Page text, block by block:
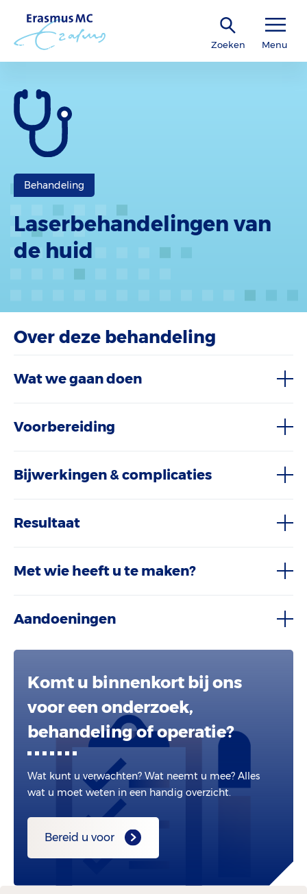
Zoeken Menu
Behandeling
Laserbehandelingen van
de huid
Over deze behandeling
Wat we gaan doen
Voorbereiding
Bijwerkingen & complicaties
Resultaat
Met wie heeft u te maken?
Aandoeningen
Komt u binnenkort bij ons
voor een onderzoek,
behandeling of operatie?
Wat kunt u verwachten? Wat neemt u mee? Alles
wat u moet weten in een handig overzicht.
Bereid u voor